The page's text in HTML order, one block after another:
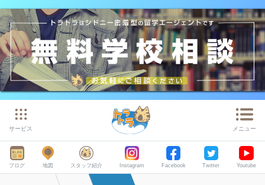
サービス メニュー
ブログ 地図 スタッフ紹介 Instagram Facebook Twitter Youtube